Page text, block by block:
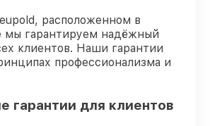
расположенном в
мы гарантируем надёжный
клиентов. Наши гарантии
профессионализма и
гарантии для клиентов